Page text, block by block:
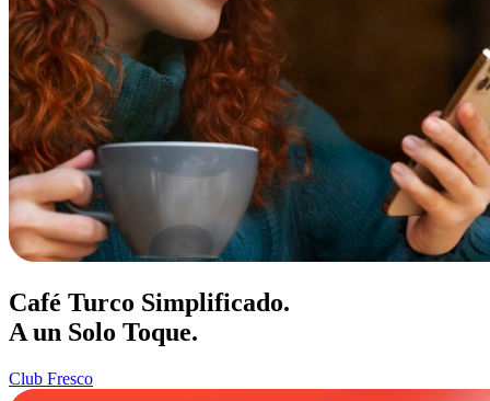
Café Turco Simplificado.
A un Solo Toque.
Club Fresco